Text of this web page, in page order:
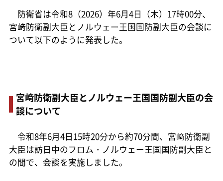
防衛省は令和8（2026）年6月4日（木）17時00分、
宮﨑防衛副大臣とノルウェー王国国防副大臣の会談に
ついて以下のように発表した。
宮﨑防衛副大臣とノルウェー王国国防副大臣の会
談について
令和8年6月4日15時20分から約70分間、宮﨑防衛副
大臣は訪日中のフロム・ノルウェー王国国防副大臣と
の間で、会談を実施しました。